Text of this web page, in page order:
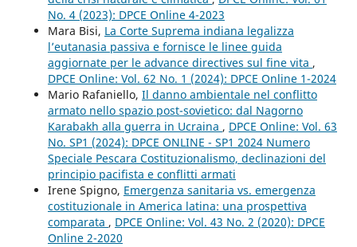
No. 4 (2023): DPCE Online 4-2023
Mara Bisi, La Corte Suprema indiana legalizza
l’eutanasia passiva e fornisce le linee guida
aggiornate per le advance directives sul fine vita ,
DPCE Online: Vol. 62 No. 1 (2024): DPCE Online 1-2024
Mario Rafaniello, Il danno ambientale nel conflitto
armato nello spazio post-sovietico: dal Nagorno
Karabakh alla guerra in Ucraina , DPCE Online: Vol. 63
No. SP1 (2024): DPCE ONLINE - SP1 2024 Numero
Speciale Pescara Costituzionalismo, declinazioni del
principio pacifista e conflitti armati
Irene Spigno, Emergenza sanitaria vs. emergenza
costituzionale in America latina: una prospettiva
comparata , DPCE Online: Vol. 43 No. 2 (2020): DPCE
Online 2-2020